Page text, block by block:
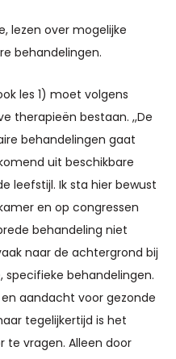
lezen over mogelijke
behandelingen.
les 1) moet volgens
therapieën bestaan. ,,De
behandelingen gaat
uit beschikbare
leefstijl. Ik sta hier bewust
en op congressen
behandeling niet
naar de achtergrond bij
behandelingen.
aandacht voor gezonde
tegelijkertijd is het
te vragen. Alleen door